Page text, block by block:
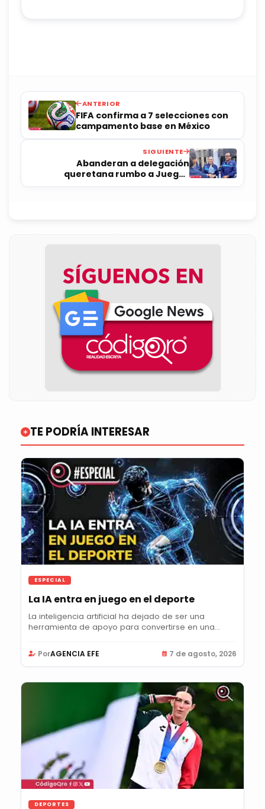
ANTERIOR
FIFA confirma a 7 selecciones con
campamento base en México
SIGUIENTE
Abanderan a delegación
queretana rumbo a Juegos
Nacionales Escolares 2025-2026
TE PODRÍA INTERESAR
ESPECIAL
La IA entra en juego en el deporte
La inteligencia artificial ha dejado de ser una
herramienta de apoyo para convertirse en una...
PorAGENCIA EFE 7 de agosto, 2026
DEPORTES